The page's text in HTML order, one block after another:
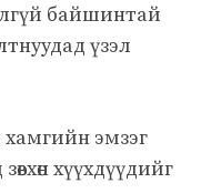
байшинтай
үзэл
хамгийн эмзэг
хүүхдүүдийг